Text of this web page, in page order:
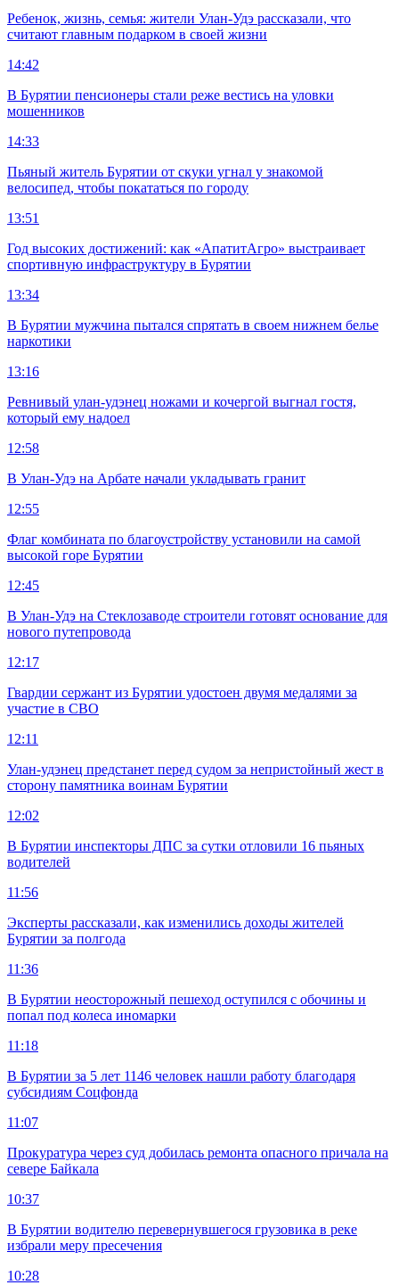
Ребенок, жизнь, семья: жители Улан-Удэ рассказали, что
считают главным подарком в своей жизни
14:42
В Бурятии пенсионеры стали реже вестись на уловки
мошенников
14:33
Пьяный житель Бурятии от скуки угнал у знакомой
велосипед, чтобы покататься по городу
13:51
Год высоких достижений: как «АпатитАгро» выстраивает
спортивную инфраструктуру в Бурятии
13:34
В Бурятии мужчина пытался спрятать в своем нижнем белье
наркотики
13:16
Ревнивый улан-удэнец ножами и кочергой выгнал гостя,
который ему надоел
12:58
В Улан-Удэ на Арбате начали укладывать гранит
12:55
Флаг комбината по благоустройству установили на самой
высокой горе Бурятии
12:45
В Улан-Удэ на Стеклозаводе строители готовят основание для
нового путепровода
12:17
Гвардии сержант из Бурятии удостоен двумя медалями за
участие в СВО
12:11
Улан-удэнец предстанет перед судом за непристойный жест в
сторону памятника воинам Бурятии
12:02
В Бурятии инспекторы ДПС за сутки отловили 16 пьяных
водителей
11:56
Эксперты рассказали, как изменились доходы жителей
Бурятии за полгода
11:36
В Бурятии неосторожный пешеход оступился с обочины и
попал под колеса иномарки
11:18
В Бурятии за 5 лет 1146 человек нашли работу благодаря
субсидиям Соцфонда
11:07
Прокуратура через суд добилась ремонта опасного причала на
севере Байкала
10:37
В Бурятии водителю перевернувшегося грузовика в реке
избрали меру пресечения
10:28